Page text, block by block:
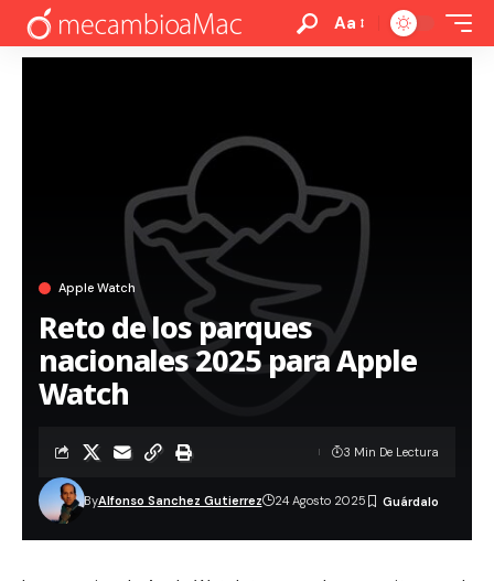
Aa
Apple Watch
Reto de los parques
nacionales 2025 para Apple
Watch
ByAlfonso Sanchez Gutierrez 24 Agosto 2025
3 Min De Lectura